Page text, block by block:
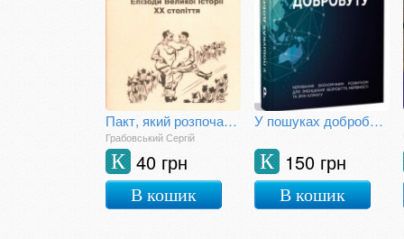
Пакт, який розпочав війну. Епізоди Великої Історії ХХ століття
Грабовський Сергій
40 грн
К
В кошик
У пошуках добробуту
150 грн
К
В кошик